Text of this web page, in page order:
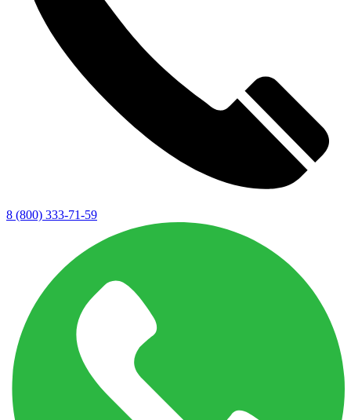
8 (800) 333-71-59